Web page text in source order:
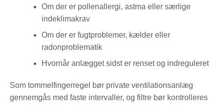
Om der er pollenallergi, astma eller særlige
indeklimakrav
Om der er fugtproblemer, kælder eller
radonproblematik
Hvornår anlægget sidst er renset og indreguleret
Som tommelfingerregel bør private ventilationsanlæg
gennemgås med faste intervaller, og filtre bør kontrolleres